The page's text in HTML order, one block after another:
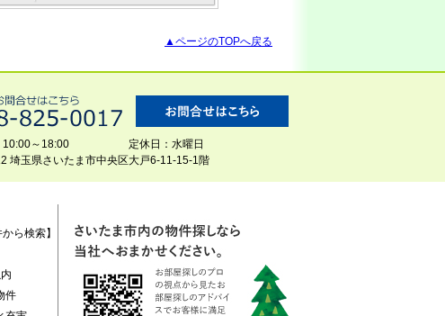
▲ページのTOPへ戻る
10:00～18:00
定休日：水曜日
埼玉県さいたま市中央区大戸6-11-15-1階
ら検索】
件